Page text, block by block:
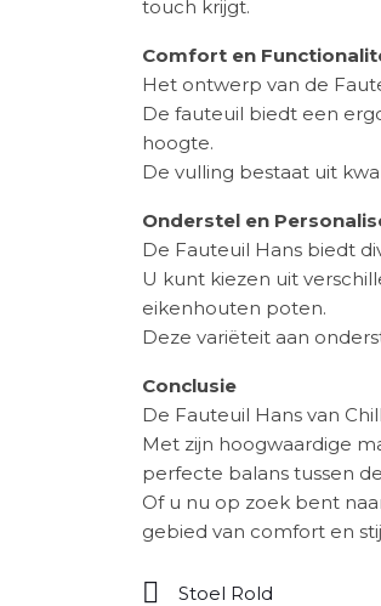
touch krijgt.
Comfort en
Het ontwerp van de
De fauteuil biedt een
hoogte.
De vulling bestaat uit
Onderstel en
De Fauteuil Hans biedt
U kunt kiezen uit
eikenhouten poten.
Deze variëteit aan
Conclusie
De Fauteuil Hans van
Met zijn hoogwaardige
perfecte balans tussen
Of u nu op zoek bent
gebied van comfort en
Stoel Rold